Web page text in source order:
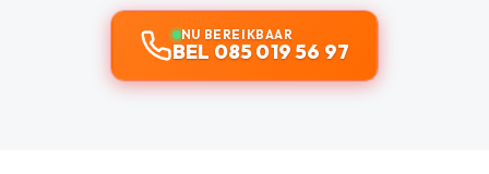
NU BEREIKBAAR
BEL 085 019 56 97